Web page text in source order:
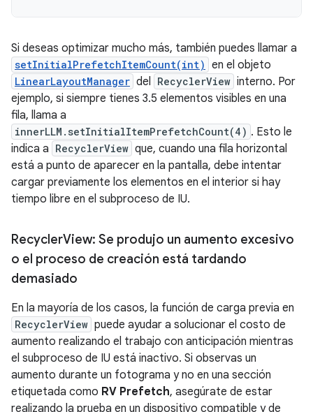
Si deseas optimizar mucho más, también puedes llamar a
setInitialPrefetchItemCount(int) en el objeto
LinearLayoutManager del RecyclerView interno. Por
ejemplo, si siempre tienes 3.5 elementos visibles en una
fila, llama a
innerLLM.setInitialItemPrefetchCount(4) . Esto le
indica a RecyclerView que, cuando una fila horizontal
está a punto de aparecer en la pantalla, debe intentar
cargar previamente los elementos en el interior si hay
tiempo libre en el subproceso de IU.
RecyclerView: Se produjo un aumento excesivo
o el proceso de creación está tardando
demasiado
En la mayoría de los casos, la función de carga previa en
RecyclerView puede ayudar a solucionar el costo de
aumento realizando el trabajo con anticipación mientras
el subproceso de IU está inactivo. Si observas un
aumento durante un fotograma y no en una sección
etiquetada como RV Prefetch, asegúrate de estar
realizando la prueba en un dispositivo compatible y de